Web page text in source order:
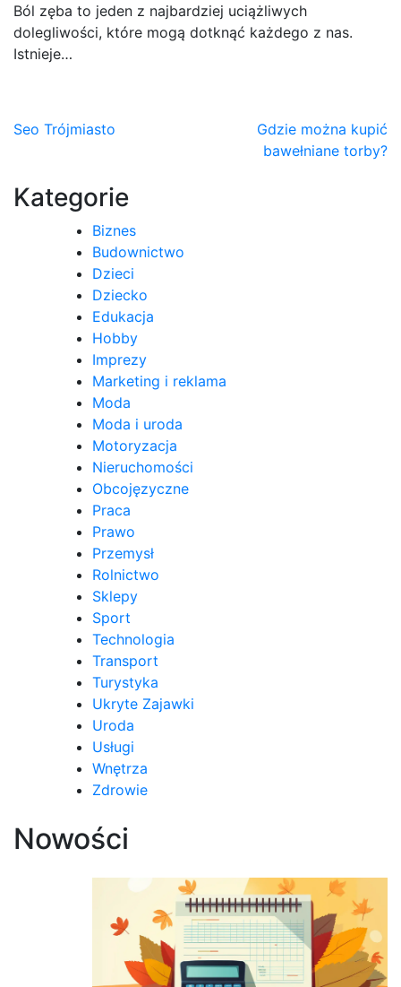
Ból zęba to jeden z najbardziej uciążliwych
dolegliwości, które mogą dotknąć każdego z nas.
Istnieje…
Nawigacja
Seo Trójmiasto
Gdzie można kupić
bawełniane torby?
Kategorie
Biznes
Budownictwo
Dzieci
Dziecko
Edukacja
Hobby
Imprezy
Marketing i reklama
Moda
Moda i uroda
Motoryzacja
Nieruchomości
Obcojęzyczne
Praca
Prawo
Przemysł
Rolnictwo
Sklepy
Sport
Technologia
Transport
Turystyka
Ukryte Zajawki
Uroda
Usługi
Wnętrza
Zdrowie
Nowości